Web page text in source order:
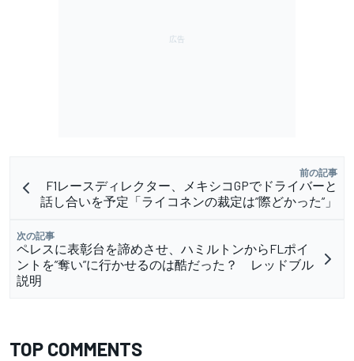
前の記事
F1レースディレクター、メキシコGPでドライバーと
話し合いを予定「ライコネンの裁定は”際どかった”」
次の記事
ペレスに表彰台を諦めさせ、ハミルトンからFLポイ
ントを”奪い”に行かせるのは酷だった？ レッドブル
説明
TOP COMMENTS